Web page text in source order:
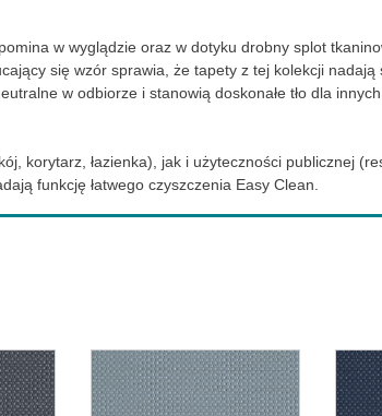
w wyglądzie oraz w dotyku drobny splot
się wzór sprawia, że tapety z tej kolekcji nadają
w odbiorze i stanowią doskonałe tło dla
korytarz, łazienka), jak i użyteczności publicznej
funkcję łatwego czyszczenia Easy Clean.